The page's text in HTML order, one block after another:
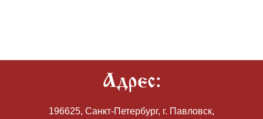
Адрес:
196625, Санкт-Петербург, г. Павловск,